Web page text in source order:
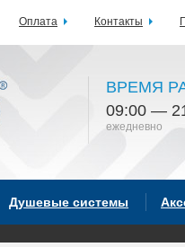
ВРЕМЯ
09:00 —
ежедневно
Душевые системы
Оплата Контакты